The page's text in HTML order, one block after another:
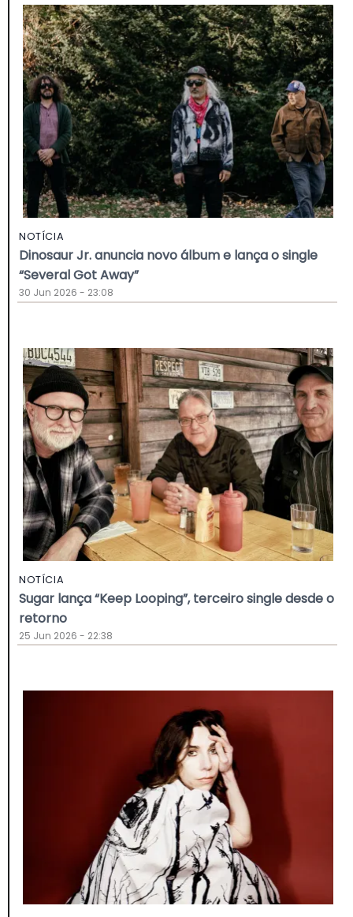
NOTÍCIA
Dinosaur Jr. anuncia novo álbum e lança o single
“Several Got Away”
30 Jun 2026 - 23:08
NOTÍCIA
Sugar lança “Keep Looping”, terceiro single desde o
retorno
25 Jun 2026 - 22:38